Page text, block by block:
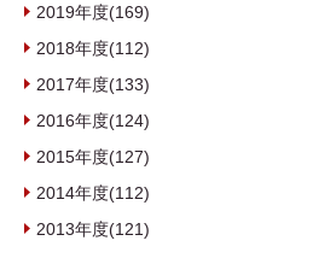
2019年度(169)
2018年度(112)
2017年度(133)
2016年度(124)
2015年度(127)
2014年度(112)
2013年度(121)